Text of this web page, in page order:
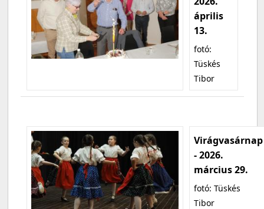
április
13.
fotó:
Tüskés
Tibor
Virágvasárnap
- 2026.
március 29.
fotó: Tüskés
Tibor